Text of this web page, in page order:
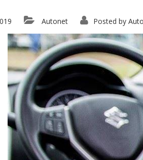
Autonet Posted by